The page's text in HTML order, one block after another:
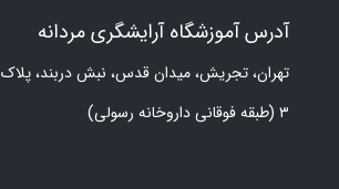
آدرس آموزشگاه آرایشگری مردانه
تهران، تجریش، میدان قدس، نبش دربند، پلاک ۳، طبقه
۳ (طبقه فوقانی داروخانه رسولی)